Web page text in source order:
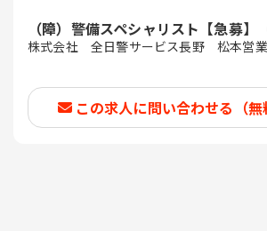
（障）警備スペシャリスト【急募】
株式会社 全日警サービス長野 松本営
この求人に問い合わせる（無